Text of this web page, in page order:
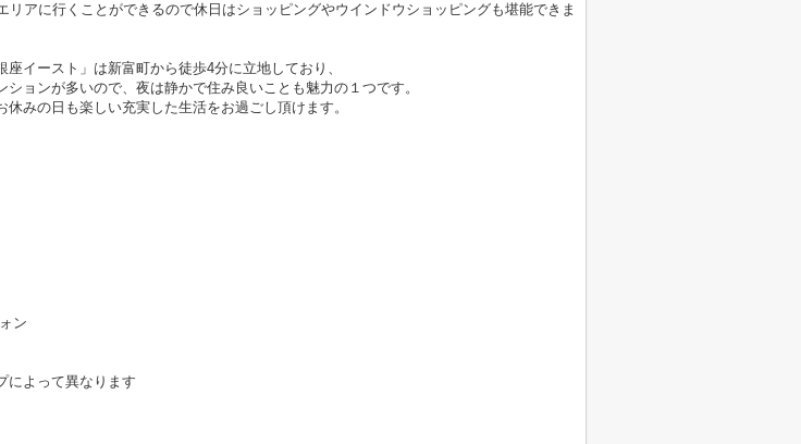
リアに行くことができるので休日はショッピングやウインドウショッピングも堪能できま
座イースト」は新富町から徒歩4分に立地しており、
ョンが多いので、夜は静かで住み良いことも魅力の１つです。
休みの日も楽しい充実した生活をお過ごし頂けます。
ン
によって異なります